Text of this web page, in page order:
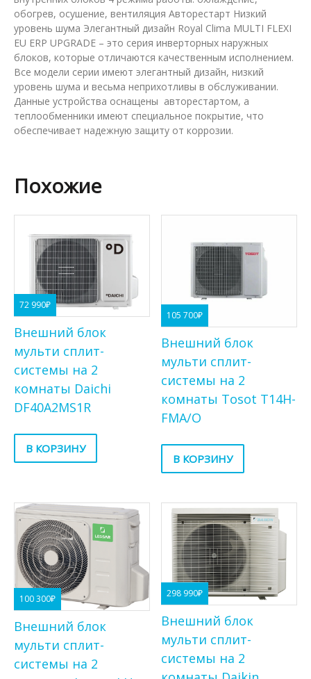
обогрев, осушение, вентиляция Авторестарт Низкий
уровень шума Элегантный дизайн Royal Clima MULTI FLEXI
EU ERP UPGRADE – это серия инверторных наружных
блоков, которые отличаются качественным исполнением.
Все модели серии имеют элегантный дизайн, низкий
уровень шума и весьма неприхотливы в обслуживании.
Данные устройства оснащены авторестартом, а
теплообменники имеют специальное покрытие, что
обеспечивает надежную защиту от коррозии.
Похожие
72 990₽
Внешний блок
мульти сплит-
системы на 2
комнаты Daichi
DF40A2MS1R
В КОРЗИНУ
105 700₽
Внешний блок
мульти сплит-
системы на 2
комнаты Tosot T14H-
FMA/O
В КОРЗИНУ
100 300₽
Внешний блок
мульти сплит-
системы на 2
298 990₽
Внешний блок
мульти сплит-
системы на 2